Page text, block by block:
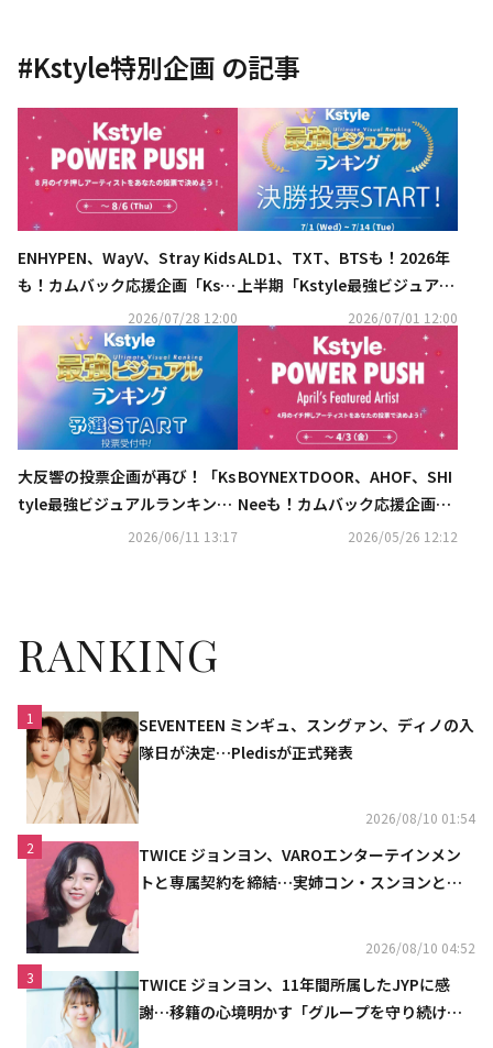
#Kstyle特別企画 の記事
ENHYPEN、WayV、Stray Kids
も！カムバック応援企画「Ksty
le POWER PUSH」8月投票スタ
ート【期間：7/28～8/6】
2026/07/28 12:00
ALD1、TXT、BTSも！2026年
上半期「Kstyle最強ビジュアル
ランキング」決勝投票スタート
【期間：7/1～7/14】
2026/07/01 12:00
大反響の投票企画が再び！「Ks
tyle最強ビジュアルランキン
グ」2026年上半期の予選がスタ
2026/06/11 13:17
BOYNEXTDOOR、AHOF、SHI
Neeも！カムバック応援企画
「Kstyle POWER PUSH」6月
2026/05/26 12:12
RANKING
1
SEVENTEEN ミンギュ、スングァン、ディノの入
隊日が決定…Pledisが正式発表
2026/08/10 01:54
2
TWICE ジョンヨン、VAROエンターテインメン
トと専属契約を締結…実姉コン・スンヨンと同
2026/08/10 04:52
3
TWICE ジョンヨン、11年間所属したJYPに感
謝…移籍の心境明かす「グループを守り続け